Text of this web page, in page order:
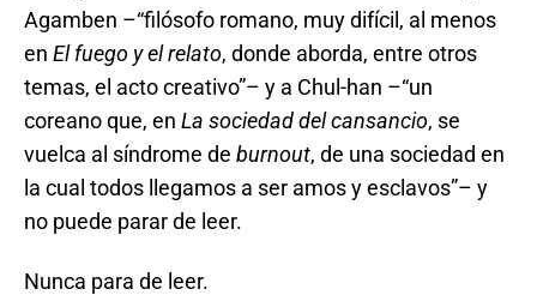
Agamben –“filósofo romano, muy difícil, al menos
en El fuego y el relato, donde aborda, entre otros
temas, el acto creativo”– y a Chul-han –“un
coreano que, en La sociedad del cansancio, se
vuelca al síndrome de burnout, de una sociedad en
la cual todos llegamos a ser amos y esclavos”– y
no puede parar de leer.
Nunca para de leer.